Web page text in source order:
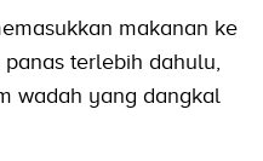
makanan ke
terlebih dahulu,
wadah yang dangkal